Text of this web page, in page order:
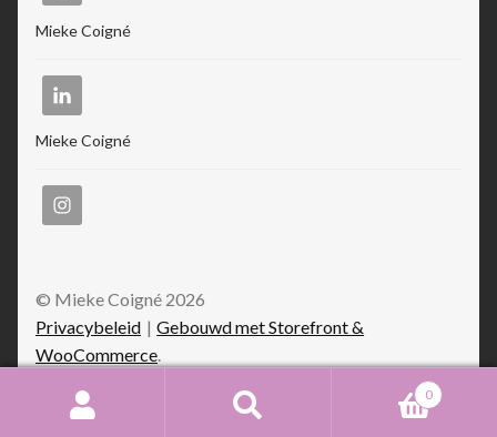
Mieke Coigné
Mieke Coigné
© Mieke Coigné 2026
Privacybeleid
Gebouwd met Storefront &
WooCommerce.
0